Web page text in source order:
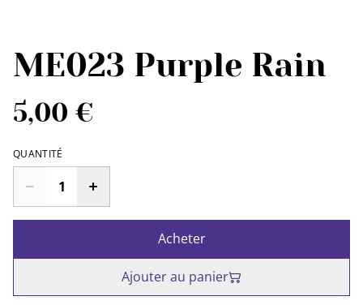
ME023 Purple Rain
5,00 €
QUANTITÉ
Acheter
Ajouter au panier